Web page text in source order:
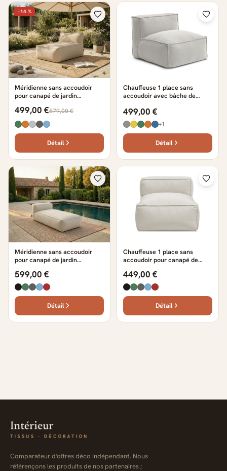
−14 %
Méridienne sans accoudoir
pour canapé de jardin
499,00 €579,00 €
Détail
Chauffeuse 1 place sans
accoudoir avec bâche de
jardin modulable BIARRITZ
beige
499,00 €
+1
Détail
Méridienne sans accoudoir
pour canapé de jardin
de protection beige
599,00 €
Détail
Chauffeuse 1 place sans
accoudoir pour canapé de
bâche de protection beige
449,00 €
Détail
Comparateur d'offres déco indépendant. Nous
référençons les produits de nos partenaires ;